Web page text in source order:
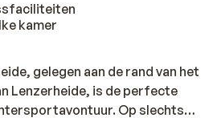
kamer
gelegen aan de rand van het
Lenzerheide, is de perfecte
Op slechts
met een skibushalte op 50